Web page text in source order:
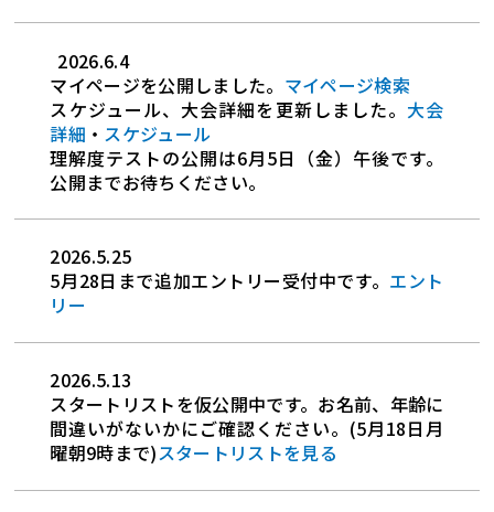
2026.6.4
マイページを公開しました。 マイページ検索
スケジュール、大会詳細を更新しました。 大会
詳細 ・ スケジュール
理解度テストの公開は6月5日（金）午後です。
公開までお待ちください。
2026.5.25
5月28日まで追加エントリー受付中です。 エント
リー
2026.5.13
スタートリストを仮公開中です。お名前、年齢に
間違いがないかにご確認ください。(5月18日月
曜朝9時まで)スタートリストを見る